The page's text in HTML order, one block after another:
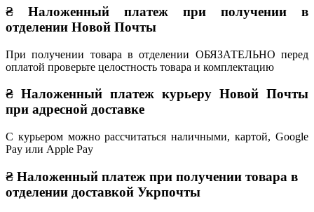
₴ Наложенный платеж при получении в
отделении Новой Почты
При получении товара в отделении ОБЯЗАТЕЛЬНО перед
оплатой проверьте целостность товара и комплектацию
₴ Наложенный платеж курьеру Новой Почты
при адресной доставке
С курьером можно рассчитаться наличными, картой, Google
Pay или Apple Pay
₴ Наложенный платеж при получении товара в
отделении доставкой Укрпочты